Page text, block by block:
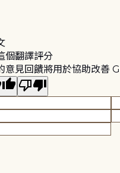
個翻譯評分
意見回饋將用於協助改善